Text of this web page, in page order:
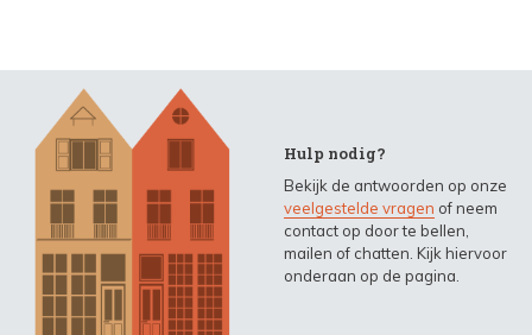
Hulp nodig?
Bekijk de antwoorden op onze
veelgestelde vragen of neem
contact op door te bellen,
mailen of chatten. Kijk hiervoor
onderaan op de pagina.